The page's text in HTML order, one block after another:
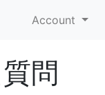
Account
問